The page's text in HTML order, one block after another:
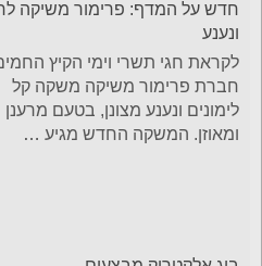
חדש על המדף: פרימור משיקה
ונענע
לקראת חגי תשרי וימי הקיץ
חברת פרימור משיקה משקה קל
לימונים ונענע מצונן, בטעם מרענן
ומאוזן. המשקה החדש מגיע …